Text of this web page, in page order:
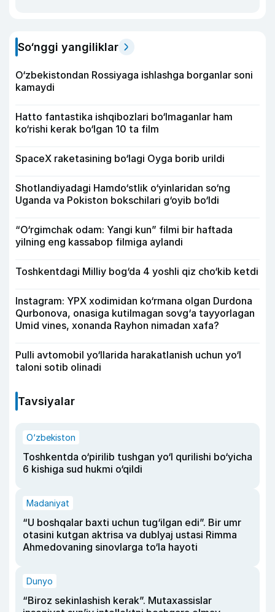
So‘nggi yangiliklar
O‘zbekistondan Rossiyaga ishlashga borganlar soni
kamaydi
Hatto fantastika ishqibozlari bo‘lmaganlar ham
ko‘rishi kerak bo‘lgan 10 ta film
SpaceX raketasining bo‘lagi Oyga borib urildi
Shotlandiyadagi Hamdo‘stlik o‘yinlaridan so‘ng
Uganda va Pokiston bokschilari g‘oyib bo‘ldi
“O‘rgimchak odam: Yangi kun” filmi bir haftada
yilning eng kassabop filmiga aylandi
Toshkentdagi Milliy bog‘da 4 yoshli qiz cho‘kib ketdi
Instagram: YPX xodimidan ko‘rmana olgan Durdona
Qurbonova, onasiga kutilmagan sovg‘a tayyorlagan
Umid vines, xonanda Rayhon nimadan xafa?
Pulli avtomobil yo‘llarida harakatlanish uchun yo‘l
taloni sotib olinadi
Tavsiyalar
O‘zbekiston
Toshkentda o‘pirilib tushgan yo‘l qurilishi bo‘yicha
6 kishiga sud hukmi o‘qildi
Madaniyat
“U boshqalar baxti uchun tug‘ilgan edi”. Bir umr
otasini kutgan aktrisa va dublyaj ustasi Rimma
Ahmedovaning sinovlarga to‘la hayoti
Dunyo
“Biroz sekinlashish kerak”. Mutaxassislar